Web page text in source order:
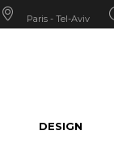
Paris - Tel-Aviv
DESIGN